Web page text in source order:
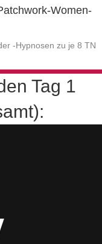
Women-
-Hypnosen zu je 8 TN
Tag 1